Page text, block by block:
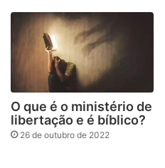
O que é o ministério de
libertação e é bíblico?
26 de outubro de 2022